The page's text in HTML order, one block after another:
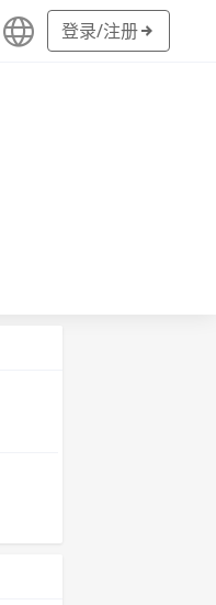
登录/注册